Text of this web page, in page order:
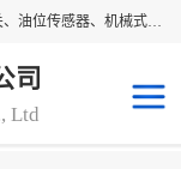
东莞市柏奥电子有限公司主要经营产品：浮球液位开关、油位传感器、机械式油表、浮球液位计、水位控制浮球阀、料位开关，水流开关、油水位控制配套仪表等。柏奥电子，您可信赖的合作伙伴
司
Ltd